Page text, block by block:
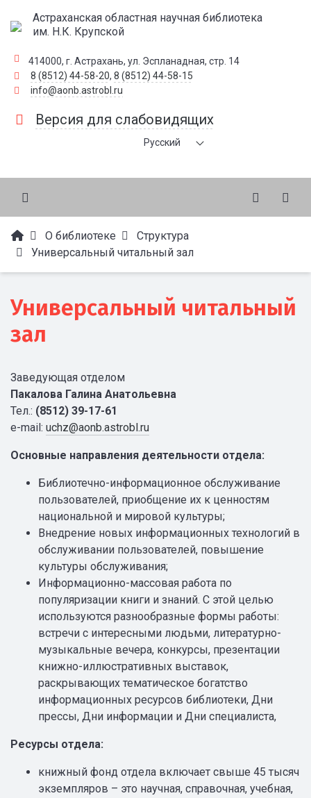
Астраханская областная научная библиотека
им. Н.К. Крупской
414000, г. Астрахань, ул. Эспланадная, стр. 14
8 (8512) 44-58-20, 8 (8512) 44-58-15
info@aonb.astrobl.ru
Версия для слабовидящих
Русский
О библиотеке
Структура
Универсальный читальный зал
Универсальный читальный
зал
Заведующая отделом
Пакалова Галина Анатольевна
Тел.: (8512) 39-17-61
e-mail: uchz@aonb.astrobl.ru
Основные направления деятельности отдела:
Библиотечно-информационное обслуживание
пользователей, приобщение их к ценностям
национальной и мировой культуры;
Внедрение новых информационных технологий в
обслуживании пользователей, повышение
культуры обслуживания;
Информационно-массовая работа по
популяризации книги и знаний. С этой целью
используются разнообразные формы работы:
встречи с интересными людьми, литературно-
музыкальные вечера, конкурсы, презентации
книжно-иллюстративных выставок,
раскрывающих тематическое богатство
информационных ресурсов библиотеки, Дни
прессы, Дни информации и Дни специалиста,
Ресурсы отдела:
книжный фонд отдела включает свыше 45 тысяч
экземпляров – это научная, справочная, учебная,